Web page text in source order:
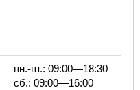
пн.-пт.: 09:00—18:30
сб.: 09:00—16:00